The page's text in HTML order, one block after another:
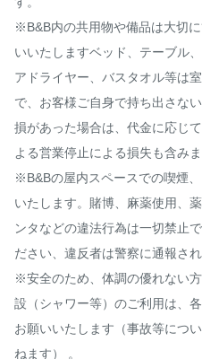
※B&B内の共用物や備品は大切
いいたしますベッド、テーブル
アドライヤー、バスタオル等は
で、お客様ご自身で持ち出さな
損があった場合は、代金に応じ
よる営業停止による損失も含みま
※B&Bの屋内スペースでの喫煙
いたします。賭博、麻薬使用、
ンタなどの違法行為は一切禁止
ださい、違反者は警察に通報され
※安全のため、体調の優れない
設（シャワー等）のご利用は、
お願いいたします（事故等につ
ねます） 。